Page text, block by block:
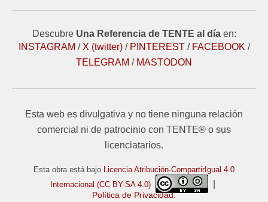
Descubre Una Referencia de TENTE al díaen:
INSTAGRAM / X (twitter)/ PINTEREST/ FACEBOOK /
TELEGRAM / MASTODON
Esta web es divulgativa y no tiene ninguna relación
comercial ni de patrocinio con TENTE® o sus
licenciatarios.
Esta obra está bajo Licencia Atribución-CompartirIgual 4.0
Internacional (CC BY-SA 4.0)
Política de Privacidad.